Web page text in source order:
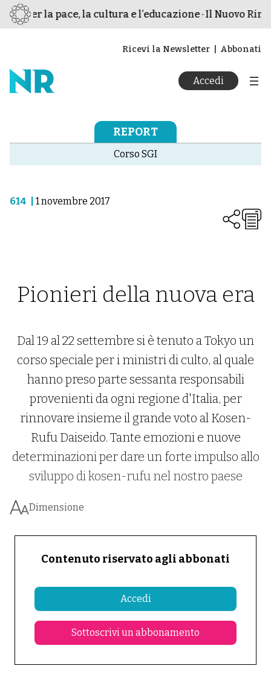
per la pace, la cultura e l’educazione · Il Nuovo
Ricevi la Newsletter Abbonati
Accedi
REPORT
Corso SGI
614 1 novembre 2017
Pionieri della nuova era
Dal 19 al 22 settembre si è tenuto a Tokyo un
corso speciale per i ministri di culto, al quale
hanno preso parte sessanta responsabili
provenienti da ogni regione d'Italia, per
rinnovare insieme il grande voto al Kosen-
Rufu Daiseido. Tante emozioni e nuove
determinazioni per dare un forte impulso allo
sviluppo di kosen-rufu nel nostro paese
Dimensione
Contenuto riservato agli abbonati
Accedi
Sottoscrivi un abbonamento